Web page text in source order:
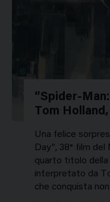
“Spider-
Tom
Una felice
Day”, 38° film
quarto titolo della
interpretato da
che conquista